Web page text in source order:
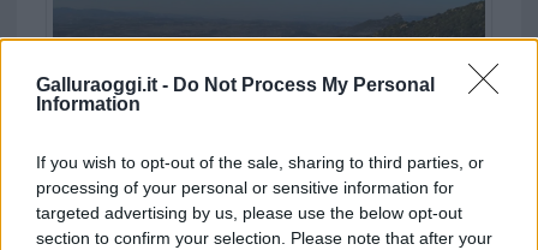
Galluraoggi.it - Do Not Process My Personal
Information
If you wish to opt-out of the sale, sharing to third parties, or
processing of your personal or sensitive information for
targeted advertising by us, please use the below opt-out
section to confirm your selection. Please note that after your
In Gallura i paesi intorno ai mille abitanti rischiano
di sparire nei prossimi 20 anni